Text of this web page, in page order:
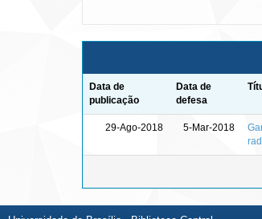
Data de
publicação
Data de
defesa
29-Ago-2018 5-Mar-2018